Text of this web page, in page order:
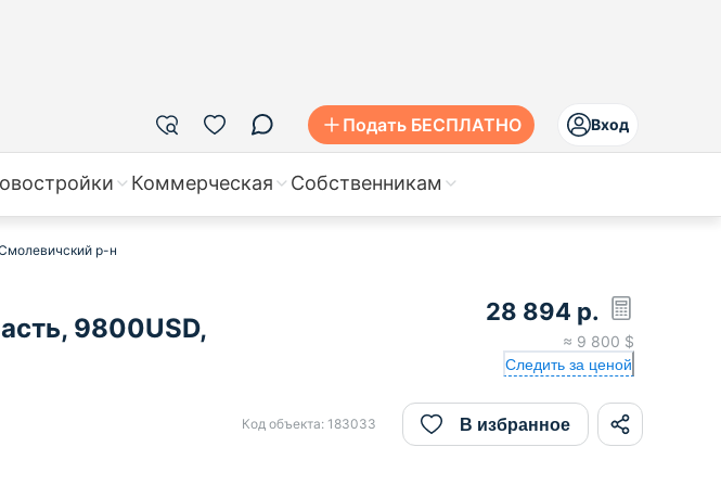
Подать БЕСПЛАТНО Вход
Коммерческая Собственникам
р-н
9800USD,
28 894 р.
≈ 9 800 $
Следить за ценой
Код объекта: 183033 В избранное